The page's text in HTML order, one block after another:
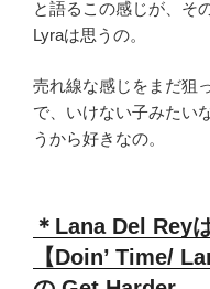
と語るこの感じが、そ
Lyraは思うの。
売れ線な感じをまだ狙
で、いけない子みたい
うから好きなの。
＊Lana Del Rey
【Doin’ Time/